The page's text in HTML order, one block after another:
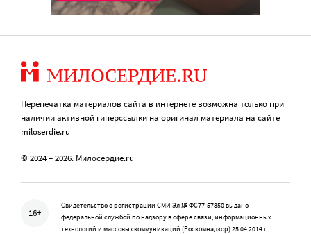
Перепечатка материалов сайта в интернете возможна только при
наличии активной гиперссылки на оригинал материала на сайте
miloserdie.ru
© 2024 – 2026. Милосердие.ru
16+
Свидетельство о регистрации СМИ Эл № ФС77-57850 выдано
федеральной службой по надзору в сфере связи, информационных
технологий и массовых коммуникаций (Роскомнадзор) 25.04.2014 г.